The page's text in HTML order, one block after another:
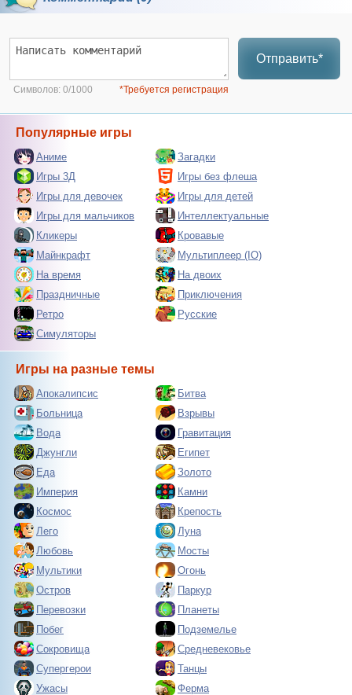
Отправить*
Символов: 0/1000 *Требуется регистрация
Популярные игры
Аниме
Загадки
Игры 3Д
Игры без флеша
Игры для девочек
Игры для детей
Игры для мальчиков
Интеллектуальные
Кликеры
Кровавые
Майнкрафт
Мультиплеер (IO)
На время
На двоих
Праздничные
Приключения
Ретро
Русские
Симуляторы
Игры на разные темы
Апокалипсис
Битва
Больница
Взрывы
Вода
Гравитация
Джунгли
Египет
Еда
Золото
Империя
Камни
Космос
Крепость
Лего
Луна
Любовь
Мосты
Мультики
Огонь
Остров
Паркур
Перевозки
Планеты
Побег
Подземелье
Сокровища
Средневековье
Супергерои
Танцы
Ужасы
Ферма